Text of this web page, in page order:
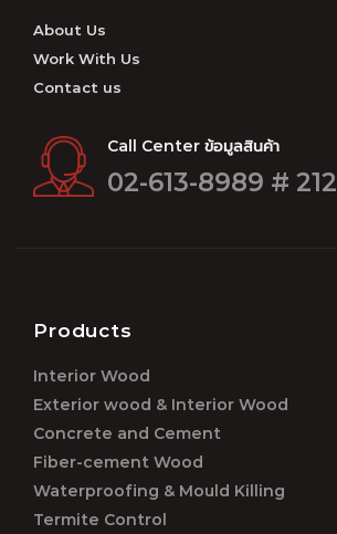
About Us
Work With Us
Contact us
Call Center ข้อมูลสินค้า
02-613-8989 # 212
Products
Interior Wood
Exterior wood & Interior Wood
Concrete and Cement
Fiber-cement Wood
Waterproofing & Mould Killing
Termite Control